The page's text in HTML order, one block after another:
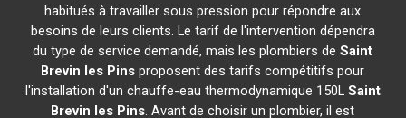
habitués à travailler sous pression pour répondre aux
besoins de leurs clients. Le tarif de l'intervention dépendra
du type de service demandé, mais les plombiers deSaint
Brevin les Pins proposent des tarifs compétitifs pour
l'installation d'un chauffe-eau thermodynamique 150L Saint
Brevin les Pins. Avant de choisir un plombier, il est